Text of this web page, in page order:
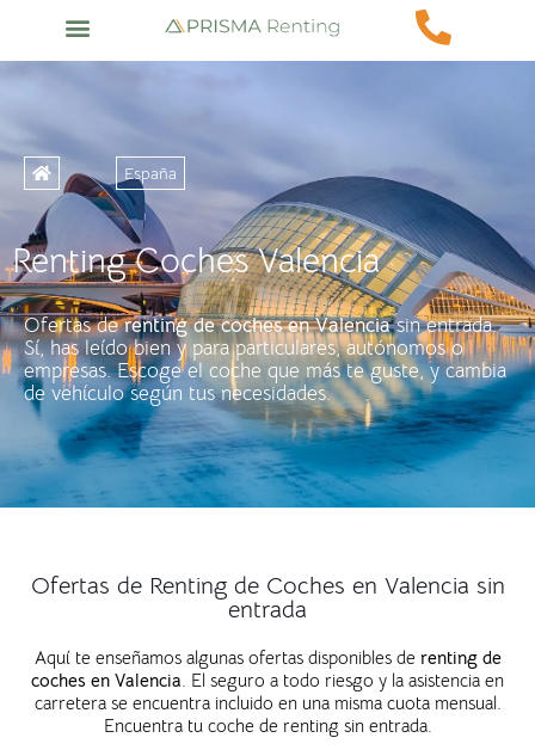
España
Renting Coches Valencia
Ofertas derenting de coches enValenciasin entrada.
Sí, has leído bien y para particulares, autónomos o
empresas. Escoge el coche que más te guste, y cambia
de vehículo según tus necesidades.
Ofertas de Renting de Coches en Valencia sin
entrada
Aquí te enseñamos algunas ofertas disponibles de renting de
coches en Valencia. El seguro a todo riesgo y la asistencia en
carretera se encuentra incluido en una misma cuota mensual.
Encuentra tu coche de renting sin entrada.